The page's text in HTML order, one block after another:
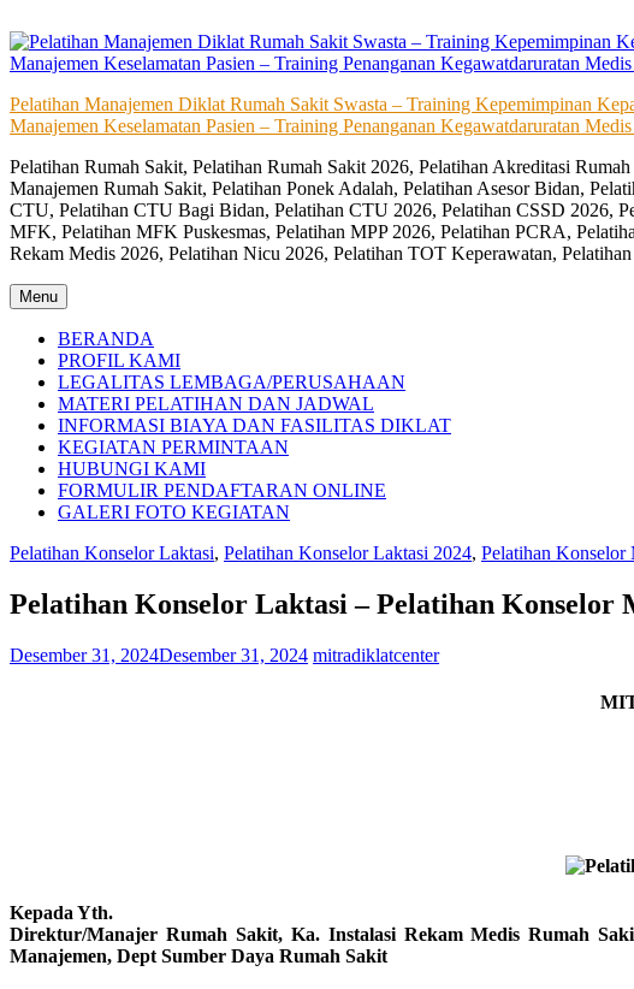
to
content
Pelatihan Manajemen Diklat Rumah Sakit Swasta – Training Kepemimpinan
Manajemen Keselamatan Pasien – Training Penanganan Kegawatdaruratan
Pelatihan Rumah Sakit, Pelatihan Rumah Sakit 2026, Pelatihan Akreditasi
Manajemen Rumah Sakit, Pelatihan Ponek Adalah, Pelatihan Asesor Bidan,
CTU, Pelatihan CTU Bagi Bidan, Pelatihan CTU 2026, Pelatihan CSSD 2026,
MFK, Pelatihan MFK Puskesmas, Pelatihan MPP 2026, Pelatihan PCRA,
Rekam Medis 2026, Pelatihan Nicu 2026, Pelatihan TOT Keperawatan,
Menu
BERANDA
PROFIL KAMI
LEGALITAS LEMBAGA/PERUSAHAAN
MATERI PELATIHAN DAN JADWAL
INFORMASI BIAYA DAN FASILITAS DIKLAT
KEGIATAN PERMINTAAN
HUBUNGI KAMI
FORMULIR PENDAFTARAN ONLINE
GALERI FOTO KEGIATAN
Pelatihan Konselor Laktasi, Pelatihan Konselor Laktasi 2024, Pelatihan Konselor
Pelatihan Konselor Laktasi – Pelatihan Konselor
Desember 31, 2024Desember 31, 2024 mitradiklatcenter
Kepada Yth.
Direktur/Manajer Rumah Sakit, Ka. Instalasi Rekam Medis Rumah
Manajemen, Dept Sumber Daya Rumah Sakit